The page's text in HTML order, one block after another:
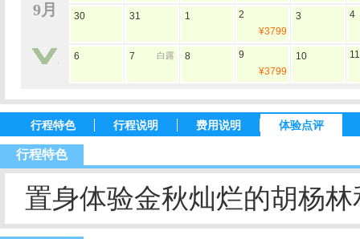
9月 30 31 1
2
¥3799
3 4
6 7 白露 8
9
¥3799
10 11
行程特色 行程说明 费用说明 体验点评
行程特色
置身体验金秋灿烂的胡杨